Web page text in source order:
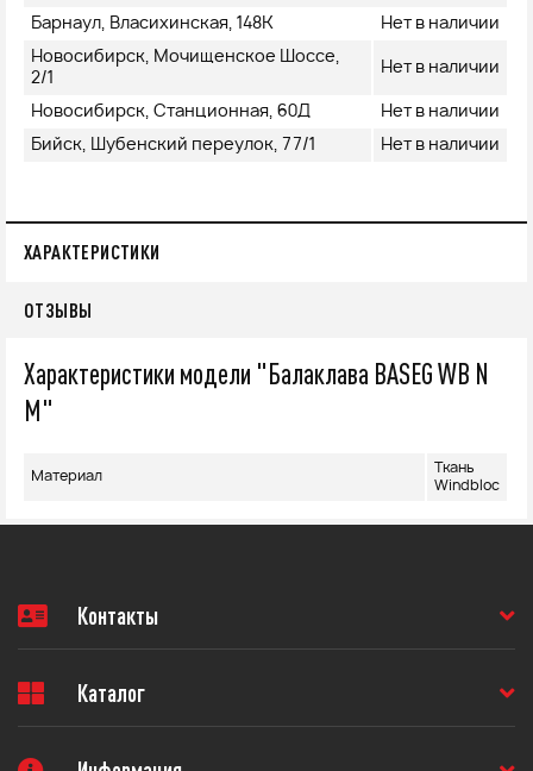
Барнаул, Власихинская, 148К
Нет в наличии
Новосибирск, Мочищенское Шоссе,
2/1
Нет в наличии
Новосибирск, Станционная, 60Д
Нет в наличии
Бийск, Шубенский переулок, 77/1
Нет в наличии
ХАРАКТЕРИСТИКИ
ОТЗЫВЫ
Характеристики модели "Балаклава BASEG WB N
M"
Материал
Ткань
Windbloc
Контакты
Каталог